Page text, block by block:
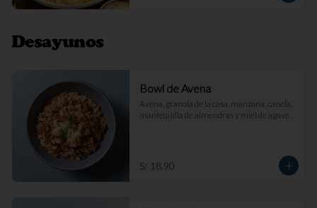
Desayunos
Bowl de Avena
Avena, granola de la casa, manzana, canela,
mantequilla de almendras y miel de agave.
S/ 18.90